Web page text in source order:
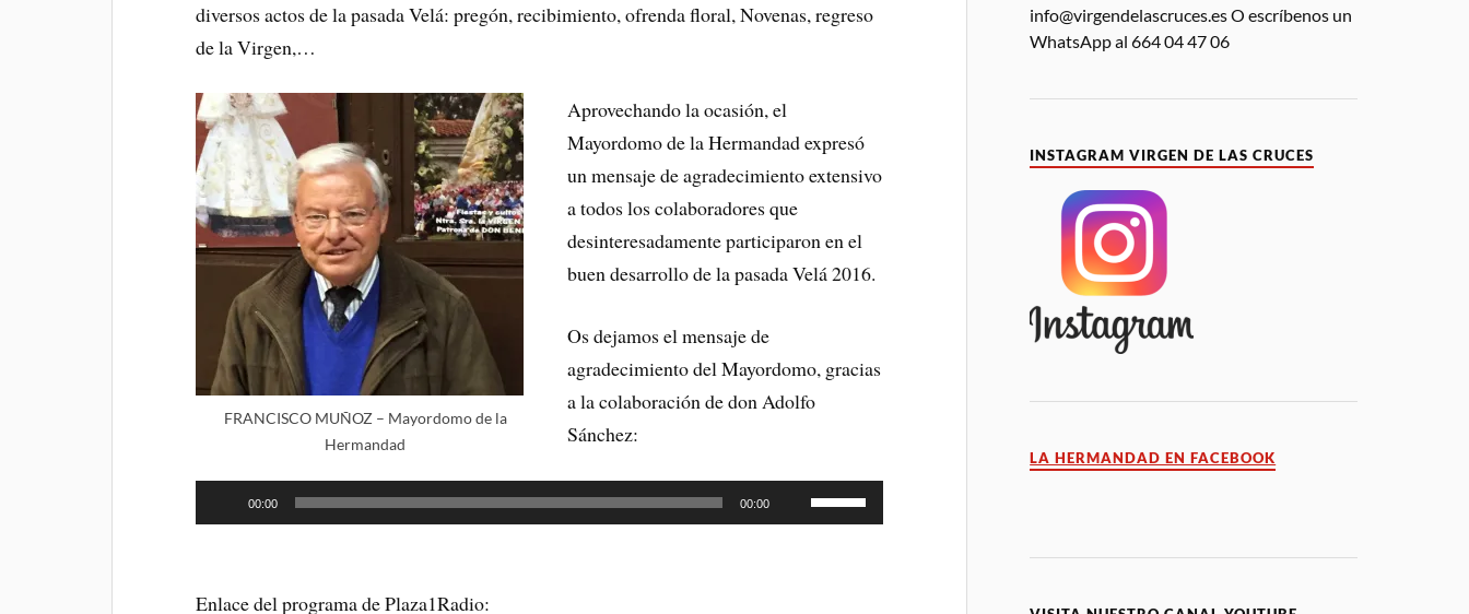
diversos actos de la pasada Velá: pregón, recibimiento, ofrenda floral, Novenas, regreso
de la Virgen,…
FRANCISCO MUÑOZ – Mayordomo de la
Hermandad
Aprovechando la ocasión, el
Mayordomo de la Hermandad expresó
un mensaje de agradecimiento extensivo
a todos los colaboradores que
desinteresadamente participaron en el
buen desarrollo de la pasada Velá 2016.
Os dejamos el mensaje de
agradecimiento del Mayordomo, gracias
a la colaboración de don Adolfo
Sánchez:
Reproductor
de
00:00 00:00
las
Enlace del programa de Plaza1Radio:
info@virgendelascruces.es O escríbenos un
WhatsApp al 664 04 47 06
INSTAGRAM VIRGEN DE LAS CRUCES
LA HERMANDAD EN FACEBOOK